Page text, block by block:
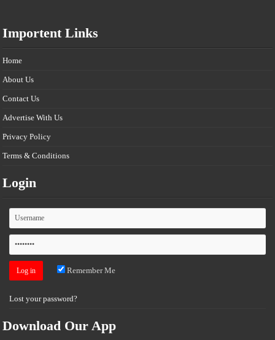
Importent Links
Home
About Us
Contact Us
Advertise With Us
Privacy Policy
Terms & Conditions
Login
Remember Me
Lost your password?
Download Our App